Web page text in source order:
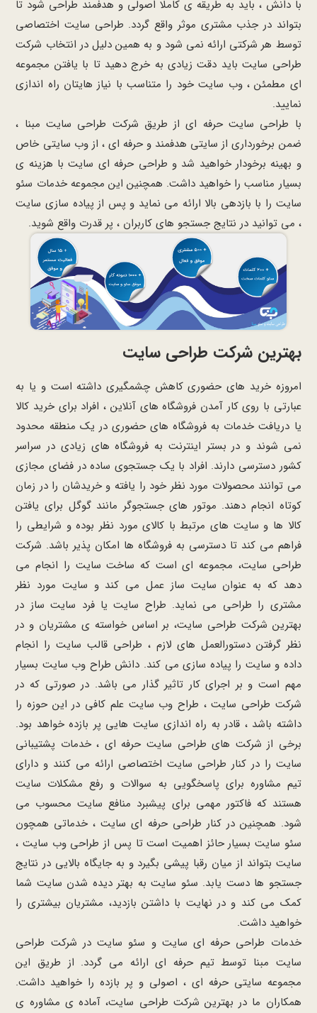
با دانش ، باید به طریقه ی کاملا اصولی و هدفمند طراحی شود تا
بتواند در جذب مشتری موثر واقع گردد. طراحی سایت اختصاصی
توسط هر شرکتی ارائه نمی شود و به همین دلیل در انتخاب شرکت
طراحی سایت باید دقت زیادی به خرج دهید تا با یافتن مجموعه
ای مطمئن ، وب سایت خود را متناسب با نیاز هایتان راه اندازی
نمایید.
با طراحی سایت حرفه ای از طریق شرکت طراحی سایت مبنا ،
ضمن برخورداری از سایتی هدفمند و حرفه ای ، از وب سایتی خاص
و بهینه برخودار خواهید شد و طراحی حرفه ای سایت با هزینه ی
بسیار مناسب را خواهید داشت. همچنین این مجموعه خدمات سئو
سایت را با بازدهی بالا ارائه می نماید و پس از پیاده سازی سایت
، می توانید در نتایج جستجو های کاربران ، پر قدرت واقع شوید.
بهترین شرکت طراحی سایت
امروزه خرید های حضوری کاهش چشمگیری داشته است و یا به
عبارتی با روی کار آمدن فروشگاه های آنلاین ، افراد برای خرید کالا
یا دریافت خدمات به فروشگاه های حضوری در یک منطقه محدود
نمی شوند و در بستر اینترنت به فروشگاه های زیادی در سراسر
کشور دسترسی دارند. افراد با یک جستجوی ساده در فضای مجازی
می توانند محصولات مورد نظر خود را یافته و خریدشان را در زمان
کوتاه انجام دهند. موتور های جستجوگر مانند گوگل برای یافتن
کالا ها و سایت های مرتبط با کالای مورد نظر بوده و شرایطی را
فراهم می کند تا دسترسی به فروشگاه ها امکان پذیر باشد. شرکت
طراحی سایت، مجموعه ای است که ساخت سایت را انجام می
دهد که به عنوان سایت ساز عمل می کند و سایت مورد نظر
مشتری را طراحی می نماید. طراح سایت یا فرد سایت ساز در
بهترین شرکت طراحی سایت، بر اساس خواسته ی مشتریان و در
نظر گرفتن دستورالعمل های لازم ، طراحی قالب سایت را انجام
داده و سایت را پیاده سازی می کند. دانش طراح وب سایت بسیار
مهم است و بر اجرای کار تاثیر گذار می باشد. در صورتی که در
شرکت طراحی سایت ، طراح وب سایت علم کافی در این حوزه را
داشته باشد ، قادر به راه اندازی سایت هایی پر بازده خواهد بود.
برخی از شرکت های طراحی سایت حرفه ای ، خدمات پشتیبانی
سایت را در کنار طراحی سایت اختصاصی ارائه می کنند و دارای
تیم مشاوره برای پاسخگویی به سوالات و رفع مشکلات سایت
هستند که فاکتور مهمی برای پیشبرد منافع سایت محسوب می
شود. همچنین در کنار طراحی حرفه ای سایت ، خدماتی همچون
سئو سایت بسیار حائز اهمیت است تا پس از طراحی وب سایت ،
سایت بتواند از میان رقبا پیشی بگیرد و به جایگاه بالایی در نتایج
جستجو ها دست یابد. سئو سایت به بهتر دیده شدن سایت شما
کمک می کند و در نهایت با داشتن بازدید، مشتریان بیشتری را
خواهید داشت.
خدمات طراحی حرفه ای سایت و سئو سایت در شرکت طراحی
سایت مبنا توسط تیم حرفه ای ارائه می گردد. از طریق این
مجموعه سایتی حرفه ای ، اصولی و پر بازده را خواهید داشت.
همکاران ما در بهترین شرکت طراحی سایت، آماده ی مشاوره ی